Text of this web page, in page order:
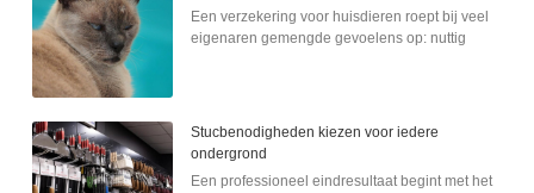
Een verzekering voor huisdieren roept bij veel
eigenaren gemengde gevoelens op: nuttig
Stucbenodigheden kiezen voor iedere
ondergrond
Een professioneel eindresultaat begint met het